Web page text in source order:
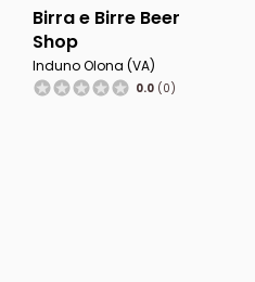
Birra e Birre Beer
Shop
Induno Olona (VA)
0.0(0)